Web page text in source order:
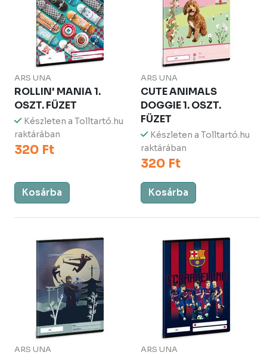
ARS UNA
ROLLIN' MANIA 1.
OSZT. FÜZET
Készleten a Tolltartó.hu
raktárában
320 Ft
Kosárba
ARS UNA
CUTE ANIMALS
DOGGIE 1. OSZT.
FÜZET
Készleten a Tolltartó.hu
raktárában
320 Ft
Kosárba
ARS UNA ARS UNA